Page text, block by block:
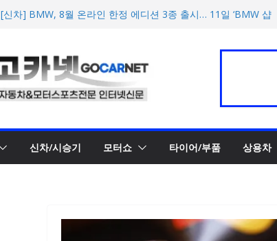
[신차] BMW, 8월 온라인 한정 에디션 3종 출시… 11일 ‘BMW 샵
엔진’ 공개
벤틀리서울, 광주 신세계백화점에서 호남지역 최초 브랜드 팝업
오픈
BMW 레이디스 챔피언십 2026, 다양한 티켓 패키지 선보이며 본
신차/시승기 모터쇼 타이어/부품 상용차